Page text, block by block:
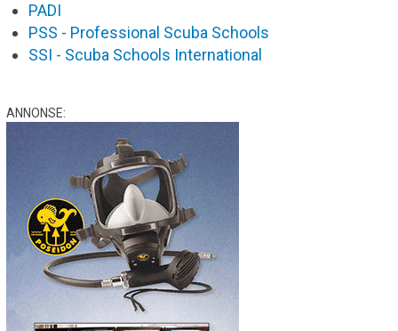
PADI
PSS - Professional Scuba Schools
SSI - Scuba Schools International
ANNONSE: